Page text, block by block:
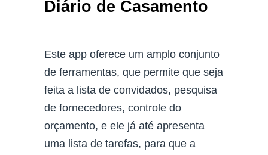
Diário de Casamento
Este app oferece um amplo conjunto
de ferramentas, que permite que seja
feita a lista de convidados, pesquisa
de fornecedores, controle do
orçamento, e ele já até apresenta
uma lista de tarefas, para que a